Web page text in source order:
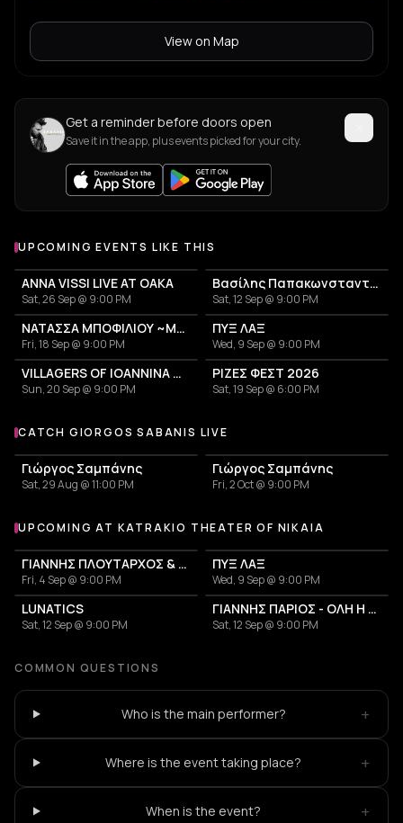
View on Map
Get a reminder before doors open
Save it in the app, plus events picked for your city.
UPCOMING EVENTS LIKE THIS
ANNA VISSI LIVE AT OAKA
Sat, 26 Sep @ 9:00 PM
Βασίλης Παπακωνσταντίνου
Sat, 12 Sep @ 9:00 PM
ΝΑΤΑΣΣΑ ΜΠΟΦΙΛΙΟΥ ~ΜΕΤΡΗΜΑ~
Fri, 18 Sep @ 9:00 PM
ΠΥΞ ΛΑΞ
Wed, 9 Sep @ 9:00 PM
VILLAGERS OF IOANNINA CITY - VENCEREMOS 2026
Sun, 20 Sep @ 9:00 PM
ΡΙΖΕΣ ΦΕΣΤ 2026
Sat, 19 Sep @ 6:00 PM
More events with Giorgos Sabanis
CATCH GIORGOS SABANIS LIVE
Γιώργος Σαμπάνης
Sat, 29 Aug @ 11:00 PM
Γιώργος Σαμπάνης
Fri, 2 Oct @ 9:00 PM
More events at Katrakio Theater of Nikaia
UPCOMING AT KATRAKIO THEATER OF NIKAIA
ΓΙΑΝΝΗΣ ΠΛΟΥΤΑΡΧΟΣ & ΚΑΤΕΡΙΝΑ
Fri, 4 Sep @ 9:00 PM
ΠΥΞ ΛΑΞ
Wed, 9 Sep @ 9:00 PM
LUNATICS
Sat, 12 Sep @ 9:00 PM
ΓΙΑΝΝΗΣ ΠΑΡΙΟΣ - ΟΛΗ Η ΖΩΗ ΜΟΥ
Sat, 12 Sep @ 9:00 PM
COMMON QUESTIONS
Who is the main performer? +
Where is the event taking place? +
When is the event? +